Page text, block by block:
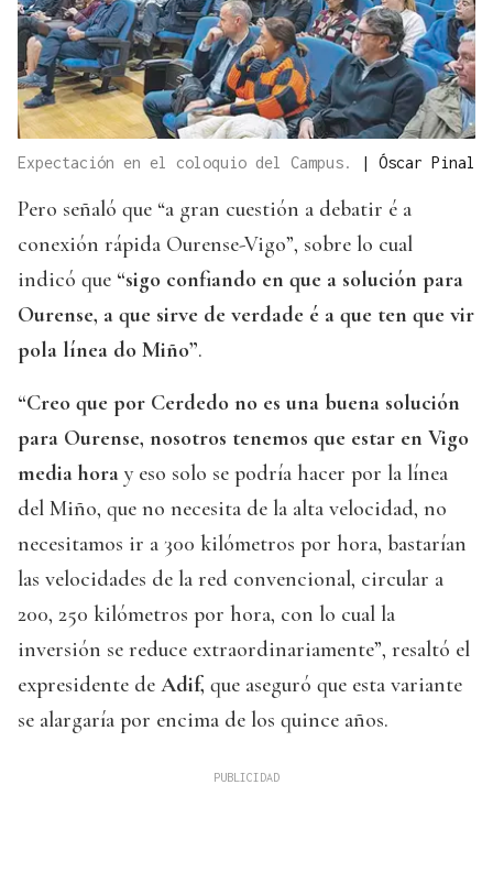
Expectación en el coloquio del Campus. | Óscar Pinal
Pero señaló que “a gran cuestión a debatir é a
conexión rápida Ourense-Vigo”, sobre lo cual
indicó que “sigo confiando en que a solución para
Ourense, a que sirve de verdade é a que ten que vir
pola línea do Miño”.
“Creo que por Cerdedo no es una buena solución
para Ourense, nosotros tenemos que estar en Vigo
media hora y eso solo se podría hacer por la línea
del Miño, que no necesita de la alta velocidad, no
necesitamos ir a 300 kilómetros por hora, bastarían
las velocidades de la red convencional, circular a
200, 250 kilómetros por hora, con lo cual la
inversión se reduce extraordinariamente”, resaltó el
expresidente de Adif, que aseguró que esta variante
se alargaría por encima de los quince años.